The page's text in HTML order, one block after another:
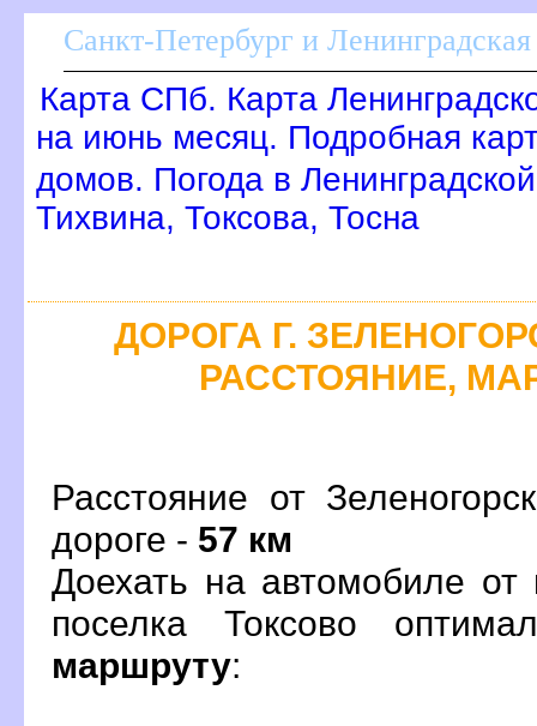
Санкт-Петербург и Ленинградская
Карта СПб. Карта
на июнь месяц. Подробная
домов. Погода в
Тихвина, Токсова, Тосна
ДОРОГА Г.
РАССТОЯНИЕ,
Расстояние от
дороге - 57 км
Доехать на автомобиле от
поселка Токсово
маршруту: